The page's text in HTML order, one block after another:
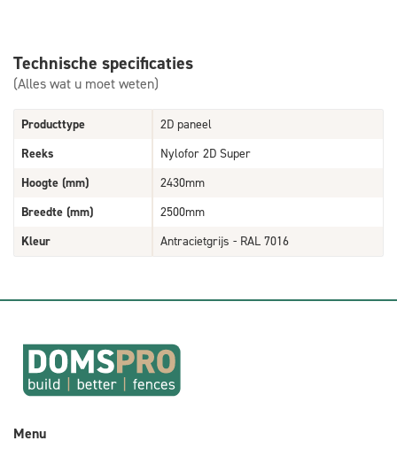
Technische specificaties
(Alles wat u moet weten)
Producttype
2D paneel
Reeks
Nylofor 2D Super
Hoogte (mm)
2430mm
Breedte (mm)
2500mm
Kleur
Antracietgrijs - RAL 7016
Menu